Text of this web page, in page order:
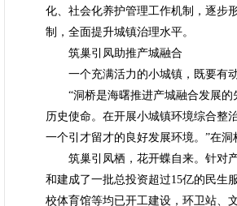
化、社会化养护管理工作机制，逐步
制，全面提升城镇治理水平。
筑巢引凤助推产城融合
一个充满活力的小城镇，既要有动
“洞桥是海曙推进产城融合发展的
历史使命。在开展小城镇环境综合整
一个引才留才的良好发展环境。”在
筑巢引凤栖，花开蝶自来。针对产
和建成了一批总投资超过15亿的民生
校体育馆等均已开工建设，环卫站、